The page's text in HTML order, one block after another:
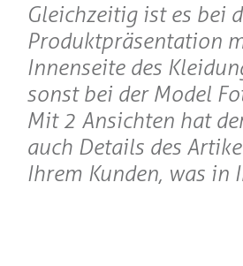
Gleichzeitig ist es bei
Produktpräsentation
Innenseite des
sonst bei der Model
Mit 2 Ansichten hat
auch Details des
Ihrem Kunden, was in